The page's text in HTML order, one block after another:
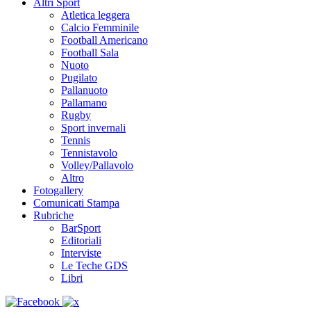
Altri Sport
Atletica leggera
Calcio Femminile
Football Americano
Football Sala
Nuoto
Pugilato
Pallanuoto
Pallamano
Rugby
Sport invernali
Tennis
Tennistavolo
Volley/Pallavolo
Altro
Fotogallery
Comunicati Stampa
Rubriche
BarSport
Editoriali
Interviste
Le Teche GDS
Libri